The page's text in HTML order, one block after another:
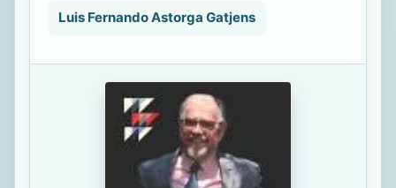
Luis Fernando Astorga Gatjens